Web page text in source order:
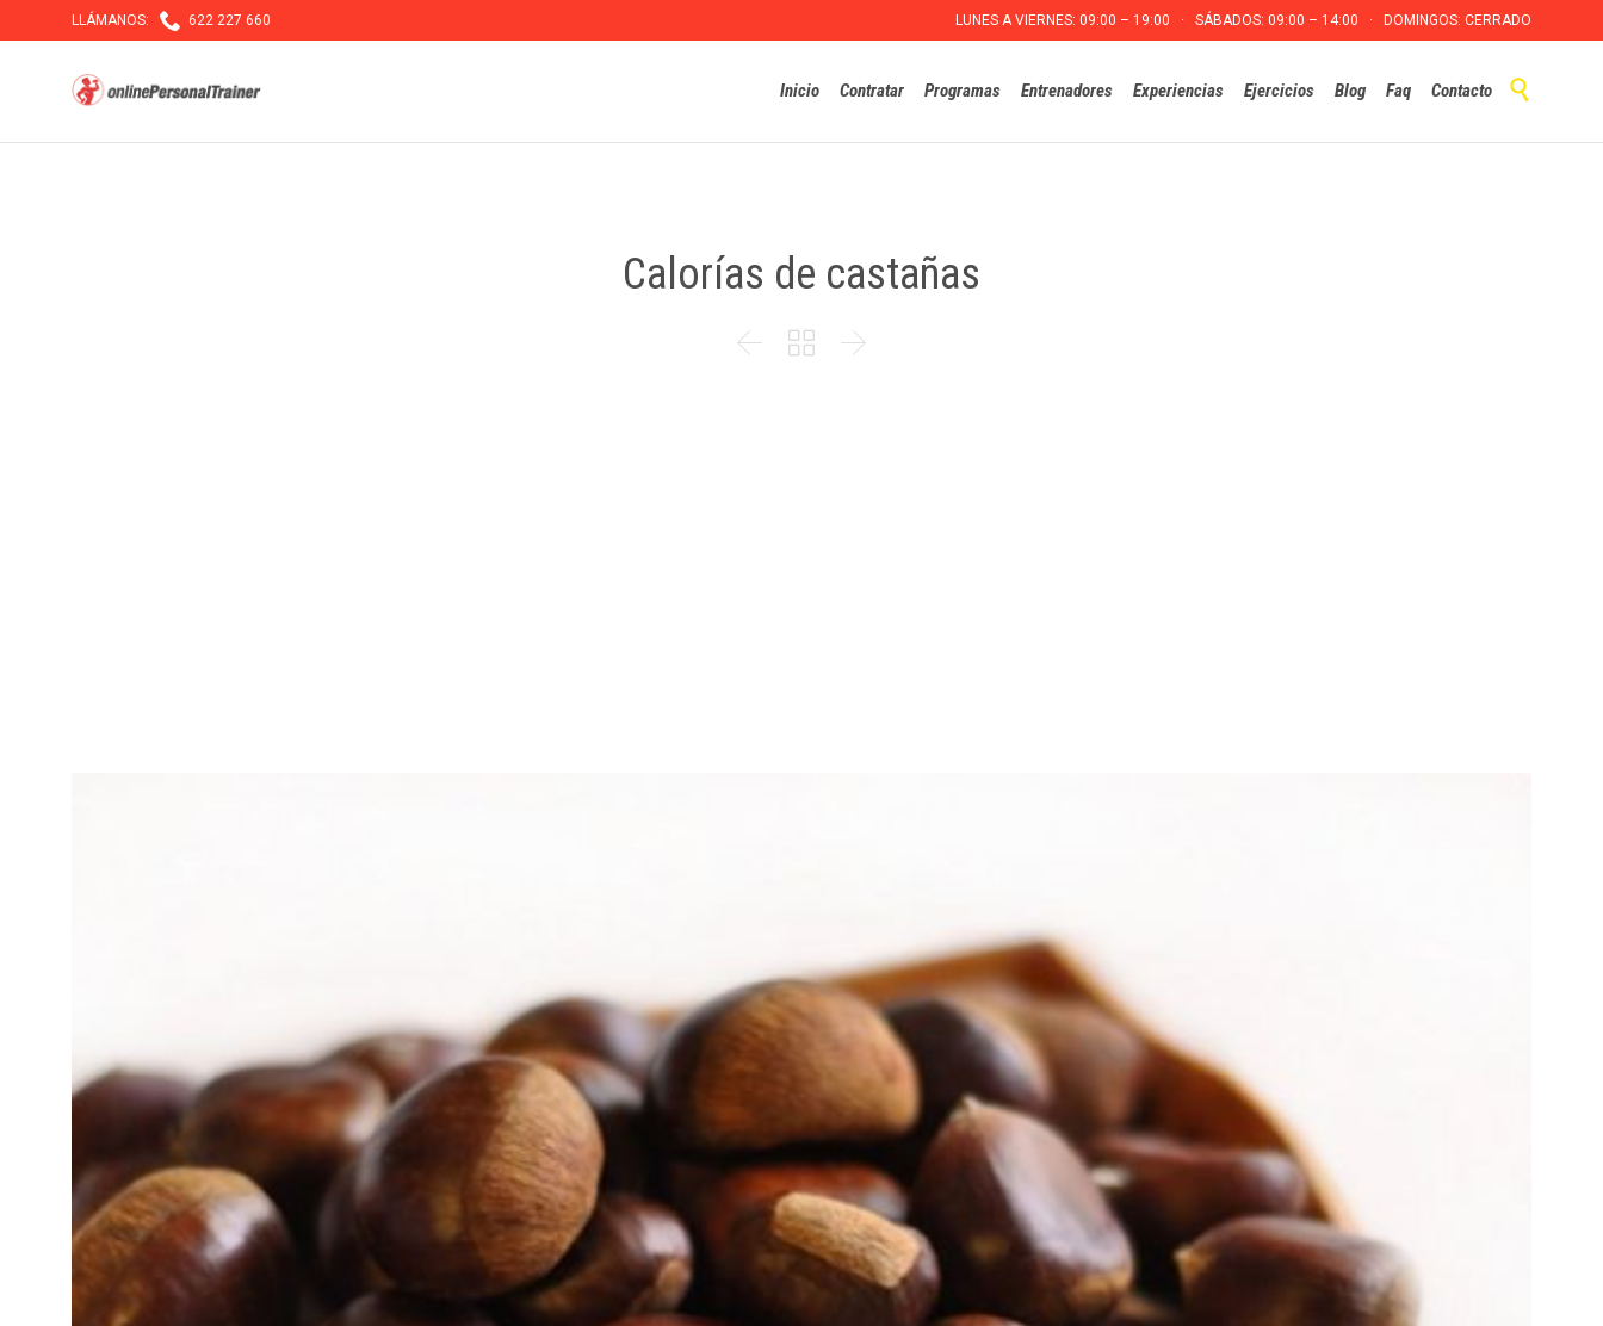
LLÁMANOS:  622 227 660 LUNES A VIERNES: 09:00 – 19:00 · SÁBADOS: 09:00 – 14:00 · DOMINGOS: CERRADO
to
Inicio Contratar Programas Entrenadores Experiencias Ejercicios Blog Faq Contacto 
Calorías de castañas
  